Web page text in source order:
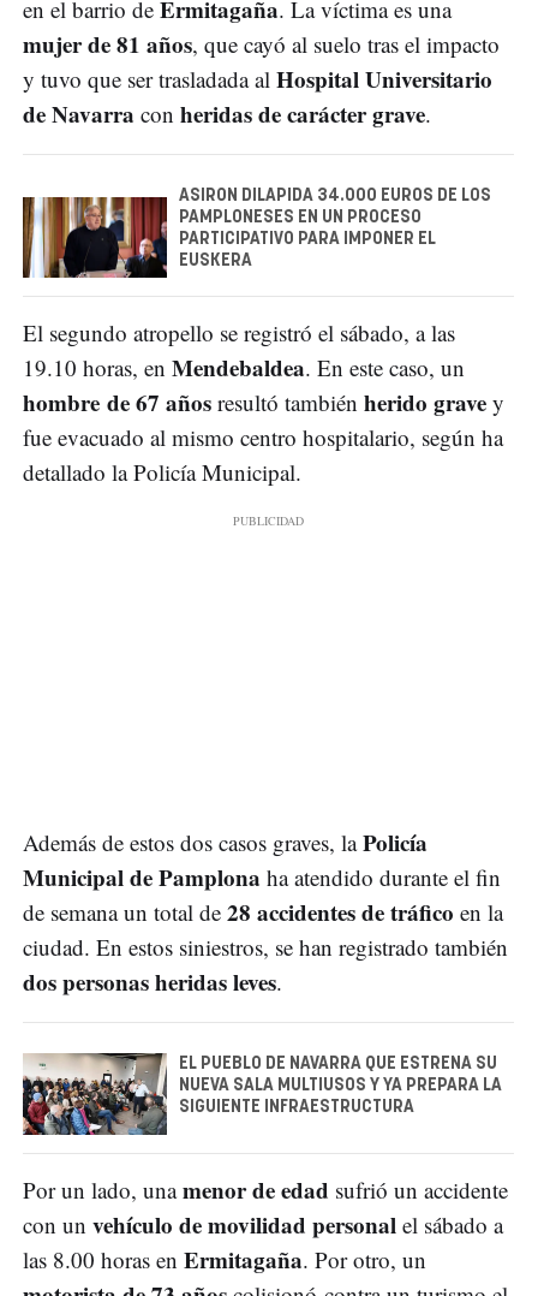
en el barrio de Ermitagaña. La víctima es una
mujer de 81 años, que cayó al suelo tras el impacto
y tuvo que ser trasladada al Hospital Universitario
de Navarra con heridas de carácter grave.
ASIRON DILAPIDA 34.000 EUROS DE LOS
PAMPLONESES EN UN PROCESO
PARTICIPATIVO PARA IMPONER EL
EUSKERA
El segundo atropello se registró el sábado, a las
19.10 horas, en Mendebaldea. En este caso, un
hombre de 67 años resultó también herido grave y
fue evacuado al mismo centro hospitalario, según ha
detallado la Policía Municipal.
Además de estos dos casos graves, laPolicía
Municipal de Pamplona ha atendido durante el fin
de semana un total de 28 accidentes de tráfico en la
ciudad. En estos siniestros, se han registrado también
dos personas heridas leves.
EL PUEBLO DE NAVARRA QUE ESTRENA SU
NUEVA SALA MULTIUSOS Y YA PREPARA LA
SIGUIENTE INFRAESTRUCTURA
Por un lado, unamenor de edad sufrió un accidente
con un vehículo de movilidad personal el sábado a
las 8.00 horas en Ermitagaña. Por otro, un